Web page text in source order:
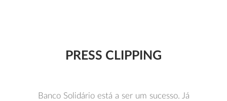
PRESS CLIPPING
Banco Solidário está a ser um sucesso. Já